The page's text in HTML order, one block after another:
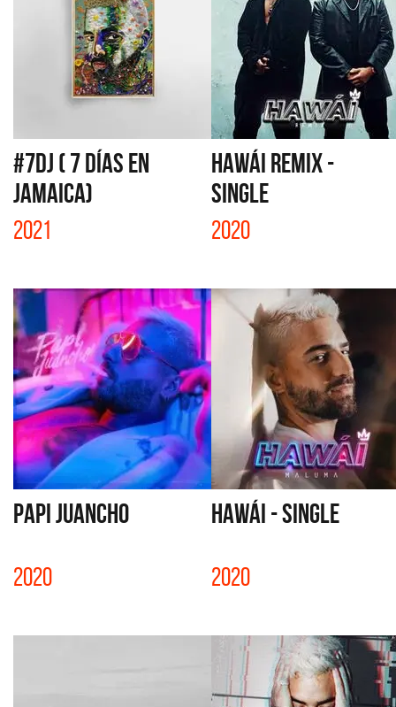
#7DJ ( 7 DÍAS EN
JAMAICA)
2021
HAWÁI REMIX -
SINGLE
2020
PAPI JUANCHO
2020
HAWÁI - SINGLE
2020